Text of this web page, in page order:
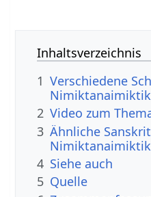
Inhaltsverzeichnis
1 Verschiedene
2 Video zum
3 Ähnliche
4 Siehe auch
5 Quelle